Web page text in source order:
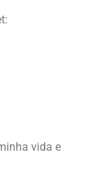
vida e